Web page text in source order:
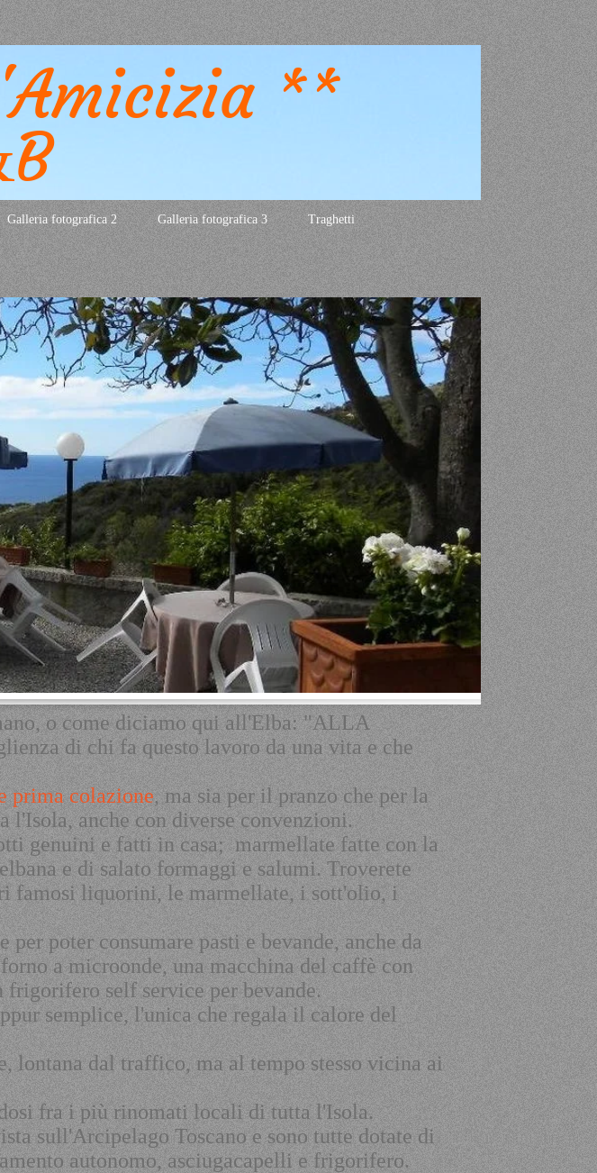
icizia **
B
Galleria fotografica 2 Galleria fotografica 3 Traghetti
o comediciamo qui all'Elba: "ALLA
di chi fa questo lavoro da una vita e che
prima colazione, ma sia per il pranzo che per la
l'Isola, anche con diverse convenzioni.
genuini e fatti in casa; marmellate fatte con la
e di salato formaggi e salumi. Troverete
famosi liquorini, le marmellate, isott'olio, i
per poter consumare pasti e bevande, anche da
a microonde, una macchina del caffè con
self service per bevande.
semplice, l'unica che regala il calore del
lontana dal traffico, ma al tempo stesso vicina ai
fra i più rinomati locali di tutta l'Isola.
sull'Arcipelago Toscano e sono tutte dotate di
autonomo, asciugacapelli e frigorifero.